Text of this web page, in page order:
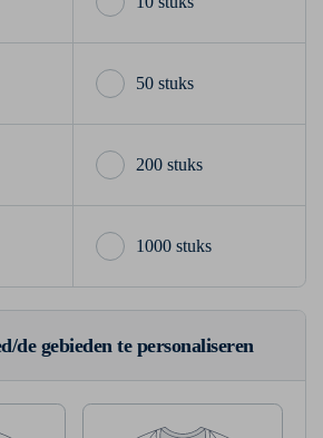
50 stuks
200 stuks
1000 stuks
de gebieden te personaliseren